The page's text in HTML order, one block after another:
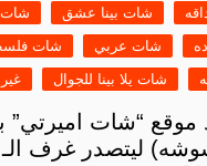
شات بينا عشق
شات
شات عربي
شات
شات يلا بينا للجوال
موقع “شات اميرتي”
ليتصدر غرف